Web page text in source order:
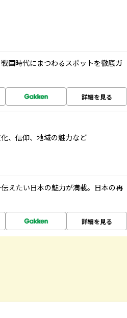
国時代にまつわるスポットを徹底ガ
詳細を見る
、信仰、地域の魅力など
えたい日本の魅力が満載。日本の再
詳細を見る